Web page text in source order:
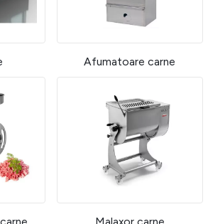
Afumatoare carne